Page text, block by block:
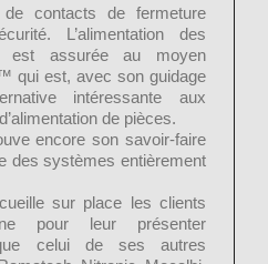
contacts de fermeture
L’alimentation des
est assurée au moyen
qui est, avec son guidage
intéressante aux
de pièces.
encore son savoir-faire
des systèmes entièrement
sur place les clients
pour leur présenter
celui de ses autres